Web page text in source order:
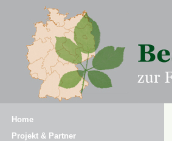
Home
Projekt & Partner